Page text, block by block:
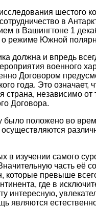
шестого
в
в Вашингтоне 1
режиме Южной
должна и впредь
военного
Договором
года. Это означает,
независимо от
Договора.
было положено во
изучении самого
часть
превыше
где в
являются